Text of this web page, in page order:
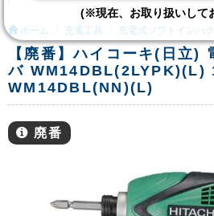
ホーム 充電工具 充電式ソフトインパ
【廃番】ハイコーキ(日立)
バ WM14DBL(2LYPK)(L)
WM14DBL(NN)(L)
廃番
(※現在、お取り扱いして